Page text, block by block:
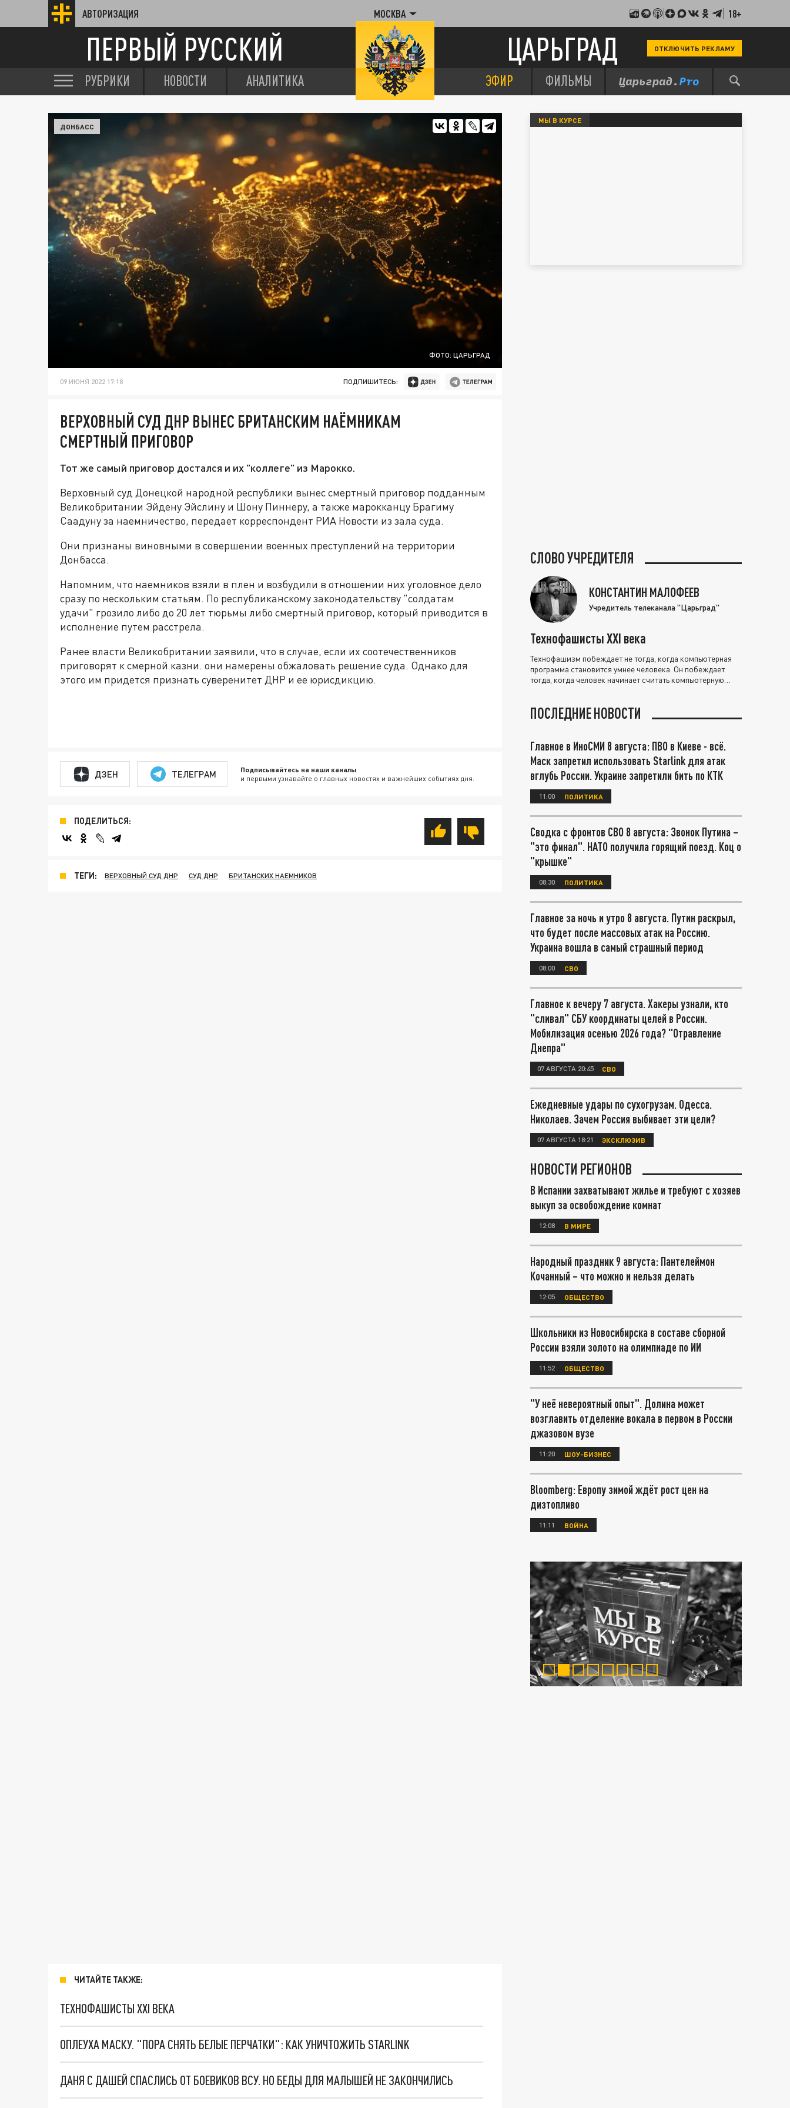
АВТОРИЗАЦИЯ МОСКВА 18+
ПЕРВЫЙ РУССКИЙ ЦАРЬГРАД ОТКЛЮЧИТЬ РЕКЛАМУ
РУБРИКИ НОВОСТИ АНАЛИТИКА ЭФИР ФИЛЬМЫ
ФОТО: ЦАРЬГРАД
ДОНБАСС
09 ИЮНЯ 2022 17:18 ПОДПИШИТЕСЬ:
ВЕРХОВНЫЙ СУД ДНР ВЫНЕС БРИТАНСКИМ НАЁМНИКАМ
СМЕРТНЫЙ ПРИГОВОР
Тот же самый приговор достался и их "коллеге" из Марокко.
Верховный суд Донецкой народной республики вынес смертный приговор подданным
Великобритании Эйдену Эйслину и Шону Пиннеру, а также марокканцу Брагиму
Саадуну за наемничество, передает корреспондент РИА Новости из зала суда.
Они признаны виновными в совершении военных преступлений на территории
Донбасса.
Напомним, что наемников взяли в плен и возбудили в отношении них уголовное дело
сразу по нескольким статьям. По республиканскому законодательству "солдатам
удачи" грозило либо до 20 лет тюрьмы либо смертный приговор, который приводится в
исполнение путем расстрела.
Ранее власти Великобритании заявили, что в случае, если их соотечественников
приговорят к смерной казни. они намерены обжаловать решение суда. Однако для
этого им придется признать суверенитет ДНР и ее юрисдикцию.
ДЗЕН ТЕЛЕГРАМ Подписывайтесь на наши каналы
и первыми узнавайте о главных новостях и важнейших событиях дня.
ПОДЕЛИТЬСЯ:
ТЕГИ: ВЕРХОВНЫЙ СУД ДНР СУД ДНР БРИТАНСКИХ НАЕМНИКОВ
ЧИТАЙТЕ ТАКЖЕ:
ТЕХНОФАШИСТЫ XXI ВЕКА
ОПЛЕУХА МАСКУ. "ПОРА СНЯТЬ БЕЛЫЕ ПЕРЧАТКИ": КАК УНИЧТОЖИТЬ STARLINK
ДАНЯ С ДАШЕЙ СПАСЛИСЬ ОТ БОЕВИКОВ ВСУ. НО БЕДЫ ДЛЯ МАЛЫШЕЙ НЕ ЗАКОНЧИЛИСЬ
МЫ В КУРСЕ
СЛОВО УЧРЕДИТЕЛЯ
КОНСТАНТИН МАЛОФЕЕВ
Учредитель телеканала "Царьград"
Технофашисты XXI века
Технофашизм побеждает не тогда, когда компьютерная
программа становится умнее человека. Он побеждает
тогда, когда человек начинает считать компьютерную
ПОСЛЕДНИЕ НОВОСТИ
Главное в ИноСМИ 8 августа: ПВО в Киеве - всё.
Маск запретил использовать Starlink для атак
вглубь России. Украине запретили бить по КТК
11:00 ПОЛИТИКА
Сводка с фронтов СВО 8 августа: Звонок Путина –
"это финал". НАТО получила горящий поезд. Коц о
"крышке"
08:30 ПОЛИТИКА
Главное за ночь и утро 8 августа. Путин раскрыл,
что будет после массовых атак на Россию.
Украина вошла в самый страшный период
08:00 СВО
Главное к вечеру 7 августа. Хакеры узнали, кто
"сливал" СБУ координаты целей в России.
Мобилизация осенью 2026 года? "Отравление
Днепра"
07 АВГУСТА 20:45 СВО
Ежедневные удары по сухогрузам. Одесса.
Николаев. Зачем Россия выбивает эти цели?
07 АВГУСТА 18:21 ЭКСКЛЮЗИВ
НОВОСТИ РЕГИОНОВ
В Испании захватывают жилье и требуют с хозяев
выкуп за освобождение комнат
12:08 В МИРЕ
Народный праздник 9 августа: Пантелеймон
Кочанный – что можно и нельзя делать
12:05 ОБЩЕСТВО
Школьники из Новосибирска в составе сборной
России взяли золото на олимпиаде по ИИ
11:52 ОБЩЕСТВО
"У неё невероятный опыт". Долина может
возглавить отделение вокала в первом в России
джазовом вузе
11:20 ШОУ-БИЗНЕС
Bloomberg: Европу зимой ждёт рост цен на
дизтопливо
11:11 ВОЙНА